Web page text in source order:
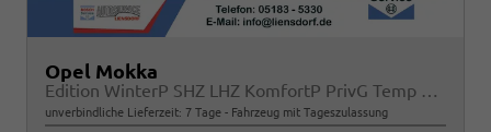
Opel Mokka
Edition WinterP SHZ LHZ KomfortP PrivG Temp PDC
unverbindliche Lieferzeit: 7 Tage Fahrzeug mit Tageszulassung